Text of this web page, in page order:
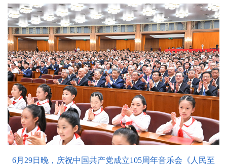
6月29日晚，庆祝中国共产党成立105周年音乐会《人民至